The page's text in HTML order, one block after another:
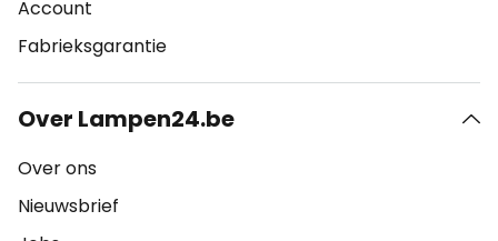
Account
Fabrieksgarantie
Over Lampen24.be
Over ons
Nieuwsbrief